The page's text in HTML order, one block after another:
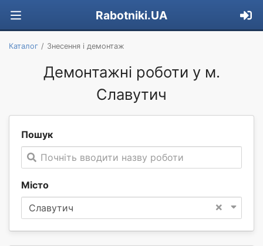
Rabotniki.UA
Каталог Знесення і демонтаж
Демонтажні роботи у м.
Славутич
Пошук
Почніть вводити назву роботи
Місто
×
Славутич